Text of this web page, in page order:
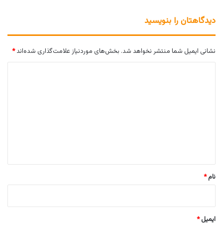
دیدگاهتان را بنویسید
نشانی ایمیل شما منتشر نخواهد شد. بخش‌های موردنیاز علامت‌گذاری شده‌اند*
نام*
ایمیل*